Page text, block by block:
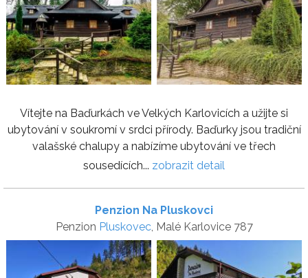
Vítejte na Baďurkách ve Velkých Karlovicích a užijte si
ubytování v soukromí v srdci přírody. Baďurky jsou tradiční
valašské chalupy a nabízíme ubytování ve třech
sousedících... zobrazit detail
Penzion Na Pluskovci
Penzion Pluskovec, Malé Karlovice 787